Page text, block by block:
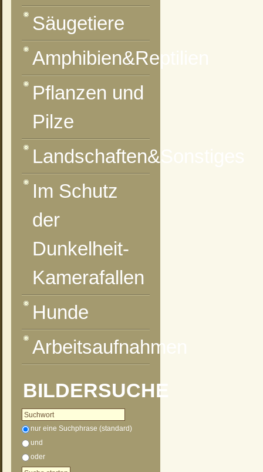
vorheriges Foto
zur Kategorie-Übersicht
Säugetiere
Amphibien&Reptilien
Pflanzen und
Pilze
Landschaften&Sonstiges
Im Schutz
der
Dunkelheit-
Kamerafallen
Hunde
Arbeitsaufnahmen
BILDERSUCHE
nur eine Suchphrase (standard)
und
oder